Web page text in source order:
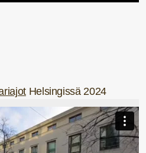
Helsingissä 2024